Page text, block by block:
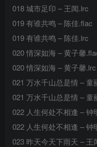
018 城市足印 – 王闻.lrc
019 有谁共鸣 – 陈佳.flac
019 有谁共鸣 – 陈佳.lrc
020 情深如海 – 黄子馨
020 情深如海 – 黄子馨.lrc
021 万水千山总是情 – 童
021 万水千山总是情 – 童
022 人生何处不相逢 – 钟
022 人生何处不相逢 – 钟
023 昨天今天下雨天 – 王